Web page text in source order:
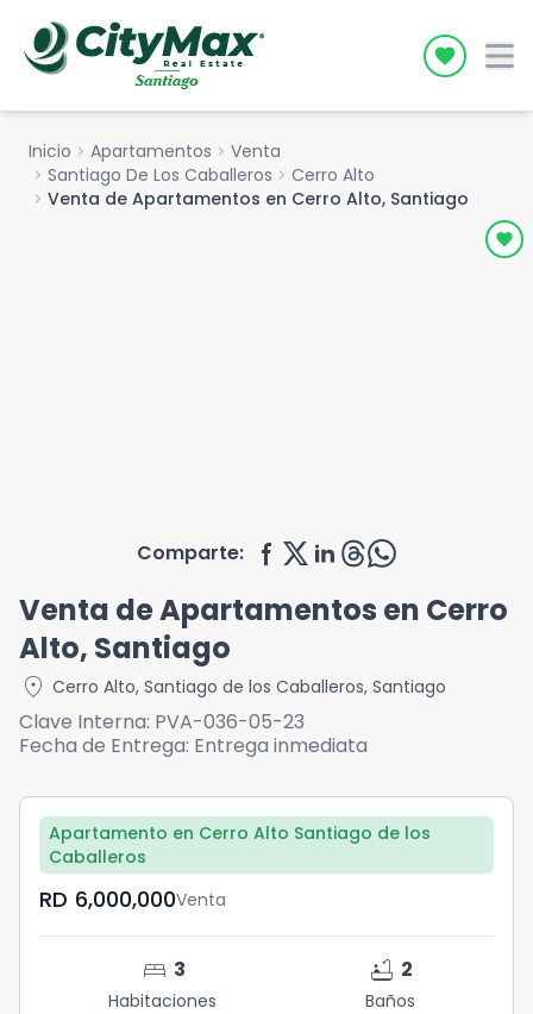
Icon
Inicio chevron_right Apartamentos chevron_right Venta
chevron_right Santiago De Los Caballeros chevron_right Cerro Alto
chevron_right Venta de Apartamentos en Cerro Alto, Santiago
Comparte:
Venta de Apartamentos en Cerro
Alto, Santiago
location_on Cerro Alto, Santiago de los Caballeros, Santiago
Clave Interna: PVA-036-05-23
Fecha de Entrega: Entrega inmediata
Apartamento en Cerro Alto Santiago de los
Caballeros
RD	6,000,000Venta
bed 3
Habitaciones
bathtub 2
Baños